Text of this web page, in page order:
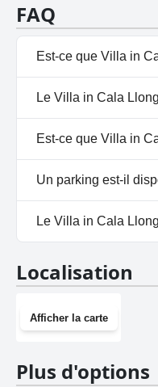
FAQ
Est-ce que Villa in
Oui, Villa in Cala
suivantes : Piscine
Le Villa in Cala
Non, il n'y a pas de
Est-ce que Villa in
Non, Villa in Cala
Un parking est-il
Non, il n'y a pas de
Le Villa in Cala
Localisation
Afficher la carte
Plus d'options